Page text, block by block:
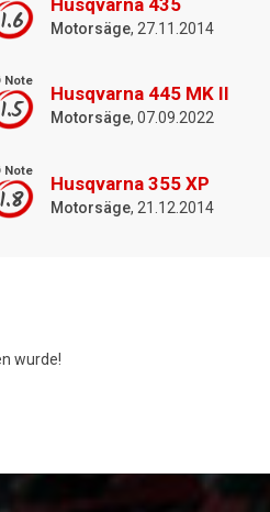
1.6
Husqvarna 435
Motorsäge, 27.11.2014
Note
1.5
Husqvarna 445 MK II
Motorsäge, 07.09.2022
Note
1.8
Husqvarna 355 XP
Motorsäge, 21.12.2014
wurde!